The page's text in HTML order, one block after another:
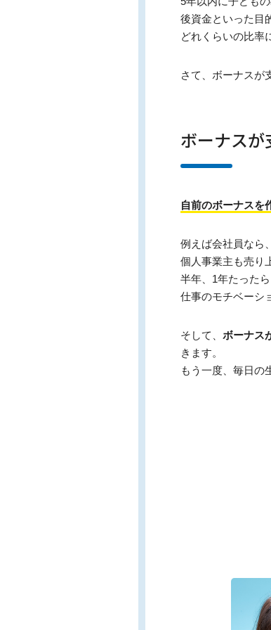
後資金といった目
どれくらいの比率
さて、ボーナスが
ボーナス
自前のボーナスを
例えば会社員なら
個人事業主も売り
半年、1年たった
仕事のモチベーシ
そして、 ボーナス
きます。
もう一度、毎日の